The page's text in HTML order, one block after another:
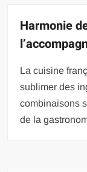
Harmonie
La cuisine
sublimer des
combinaisons
de la